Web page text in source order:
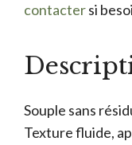
contactersi
Souple sans
Texture fluide,